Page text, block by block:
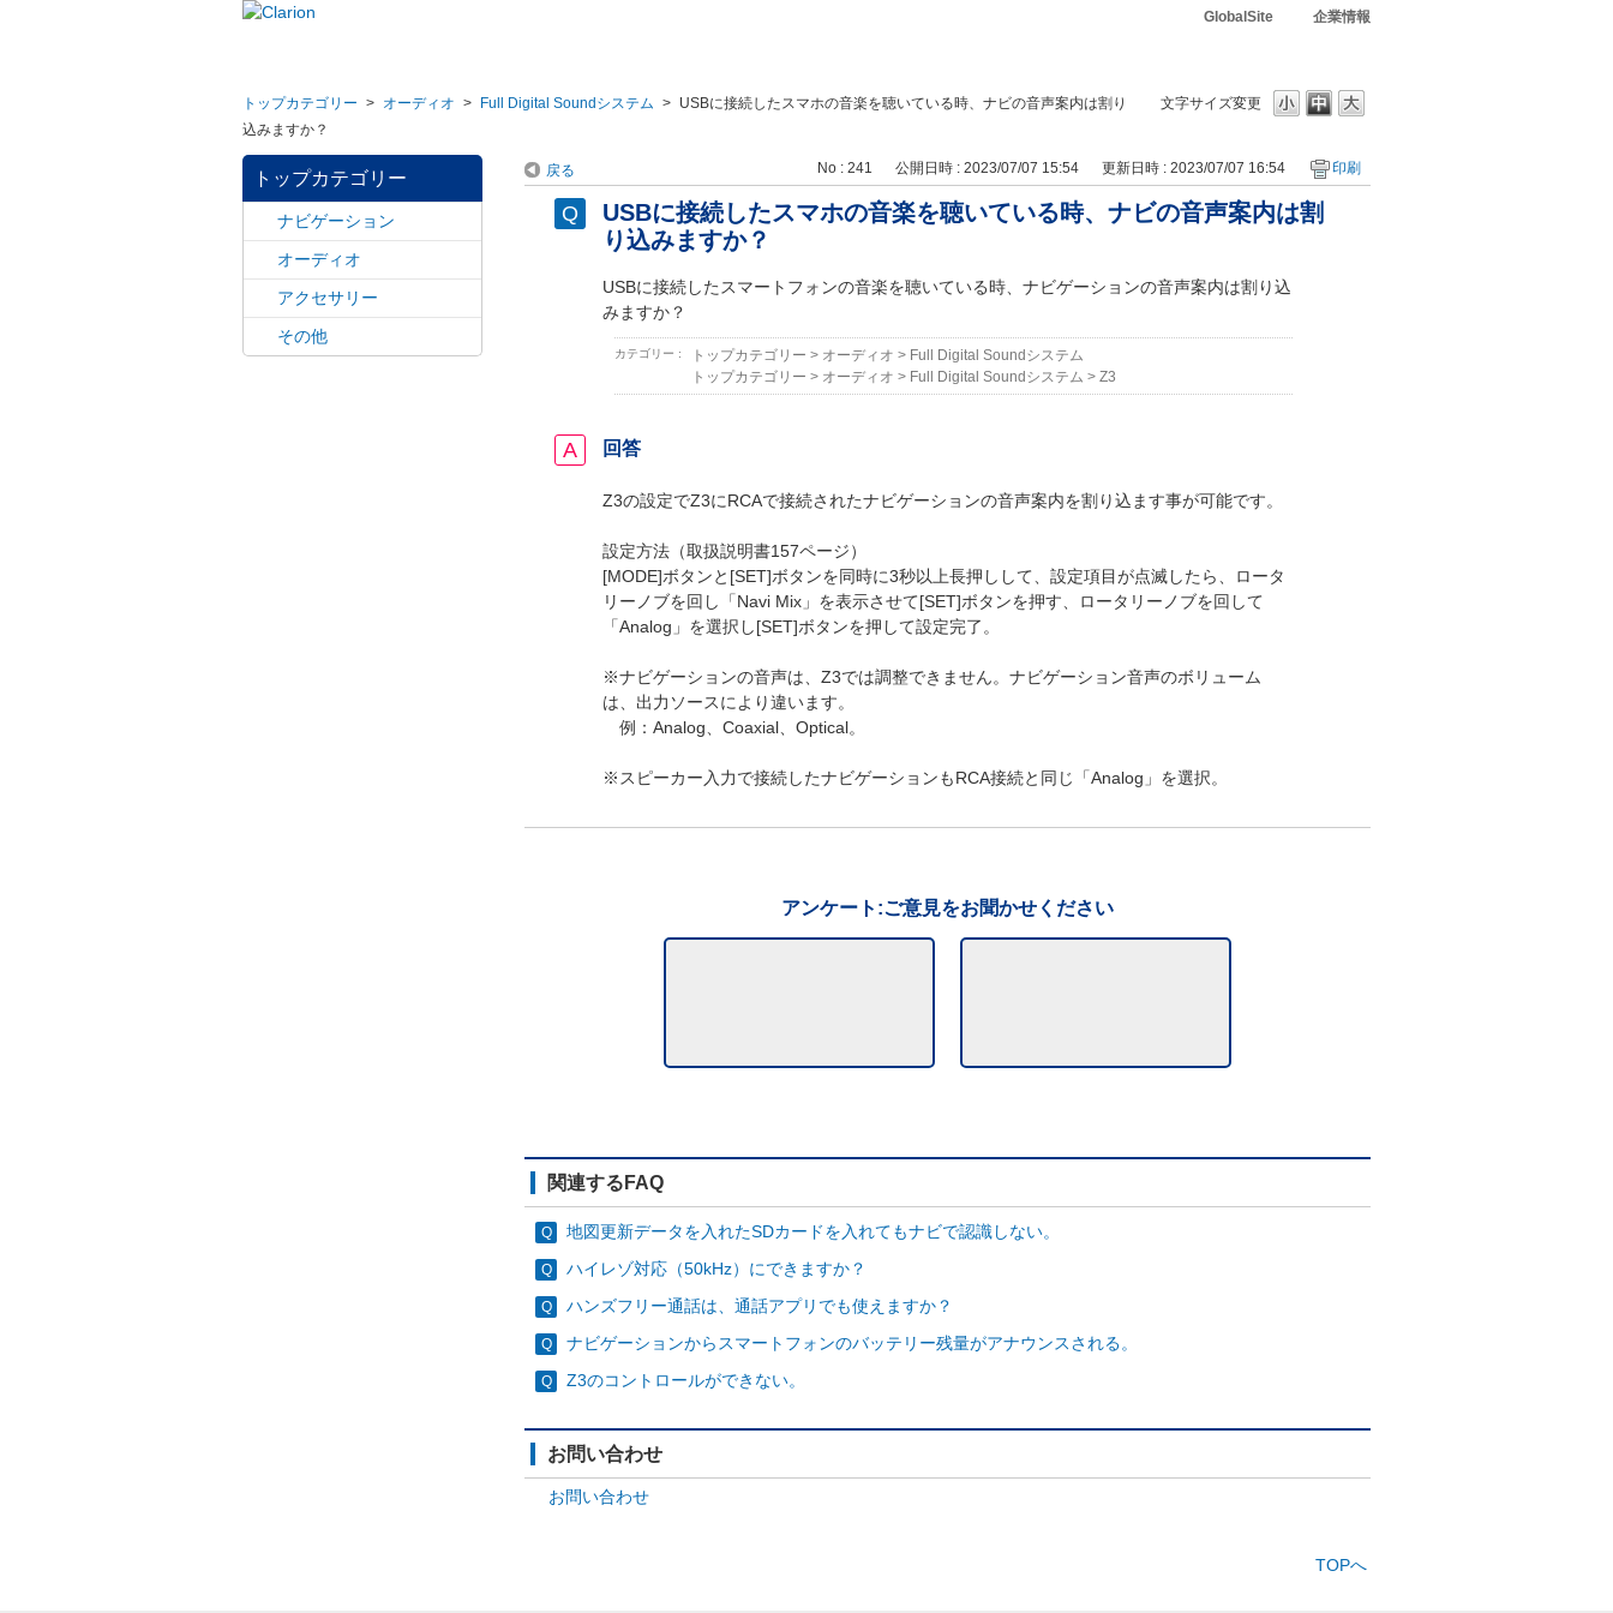
GlobalSite 企業情報
文字サイズ変更
トップカテゴリー > オーディオ > Full Digital Soundシステム > USBに接続したスマホの音楽を聴いている時、ナビの音声案内は割り
込みますか？
トップカテゴリー
ナビゲーション
オーディオ
アクセサリー
その他
戻る No : 241 公開日時 : 2023/07/07 15:54 更新日時 : 2023/07/07 16:54 印刷
USBに接続したスマホの音楽を聴いている時、ナビの音声案内は割
り込みますか？
USBに接続したスマートフォンの音楽を聴いている時、ナビゲーションの音声案内は割り込
みますか？
カテゴリー : トップカテゴリー > オーディオ > Full Digital Soundシステム
トップカテゴリー > オーディオ > Full Digital Soundシステム > Z3
回答
Z3の設定でZ3にRCAで接続されたナビゲーションの音声案内を割り込ます事が可能です。
設定方法（取扱説明書157ページ）
[MODE]ボタンと[SET]ボタンを同時に3秒以上長押しして、設定項目が点滅したら、ロータ
リーノブを回し「Navi Mix」を表示させて[SET]ボタンを押す、ロータリーノブを回して
「Analog」を選択し[SET]ボタンを押して設定完了。
※ナビゲーションの音声は、Z3では調整できません。ナビゲーション音声のボリューム
は、出力ソースにより違います。
例：Analog、Coaxial、Optical。
※スピーカー入力で接続したナビゲーションもRCA接続と同じ「Analog」を選択。
アンケート:ご意見をお聞かせください
関連するFAQ
地図更新データを入れたSDカードを入れてもナビで認識しない。
ハイレゾ対応（50kHz）にできますか？
ハンズフリー通話は、通話アプリでも使えますか？
ナビゲーションからスマートフォンのバッテリー残量がアナウンスされる。
Z3のコントロールができない。
お問い合わせ
お問い合わせ
TOPへ